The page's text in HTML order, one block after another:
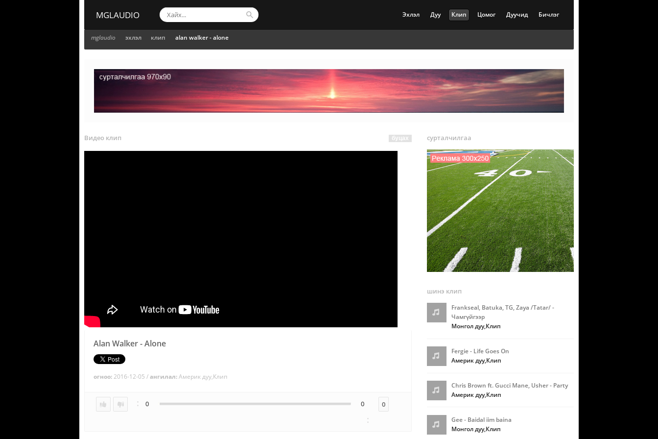
MGLAUDIO Эхлэл Дуу Клип Цомог Дуучид Бичлэг
mglaudio эхлэл клип alan walker - alone
Видео клип буцах
Alan Walker - Alone
огноо:2016-12-05 /ангилал:Америк дуу,Клип
: 0 0
:
0
сурталчилгаа
шинэ клип
Frankseal, Batuka, TG, Zaya /Tatar/ -
Чамгүйгээр
Монгол дуу,Клип
Fergie - Life Goes On
Америк дуу,Клип
Chris Brown ft. Gucci Mane, Usher - Party
Америк дуу,Клип
Gee - Baidal iim baina
Монгол дуу,Клип